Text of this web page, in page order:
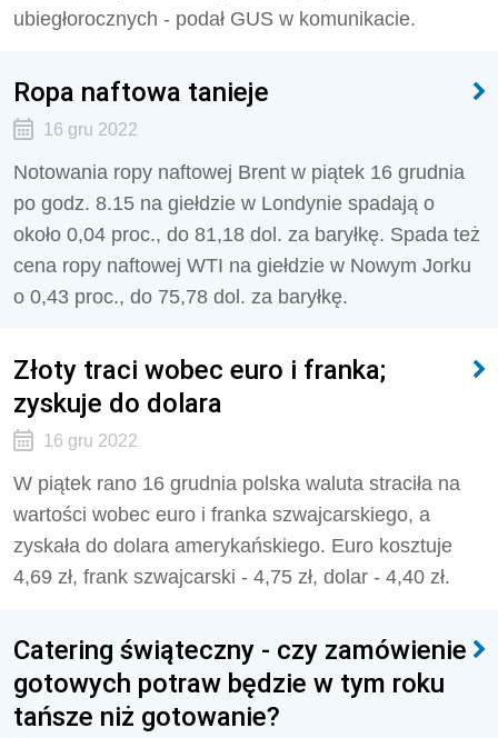
ubiegłorocznych - podał GUS w komunikacie.
Ropa naftowa tanieje
16 gru 2022
Notowania ropy naftowej Brent w piątek 16 grudnia
po godz. 8.15 na giełdzie w Londynie spadają o
około 0,04 proc., do 81,18 dol. za baryłkę. Spada też
cena ropy naftowej WTI na giełdzie w Nowym Jorku
o 0,43 proc., do 75,78 dol. za baryłkę.
Złoty traci wobec euro i franka;
zyskuje do dolara
16 gru 2022
W piątek rano 16 grudnia polska waluta straciła na
wartości wobec euro i franka szwajcarskiego, a
zyskała do dolara amerykańskiego. Euro kosztuje
4,69 zł, frank szwajcarski - 4,75 zł, dolar - 4,40 zł.
Catering świąteczny - czy zamówienie
gotowych potraw będzie w tym roku
tańsze niż gotowanie?